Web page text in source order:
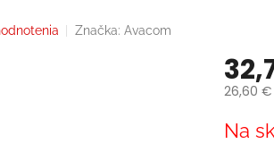
Značka: Avacom
26,60 €
cena:
Na